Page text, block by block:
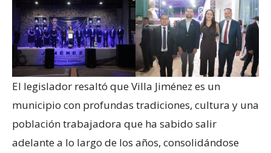
El legislador resaltó que Villa Jiménez es un
municipio con profundas tradiciones, cultura y una
población trabajadora que ha sabido salir
adelante a lo largo de los años, consolidándose